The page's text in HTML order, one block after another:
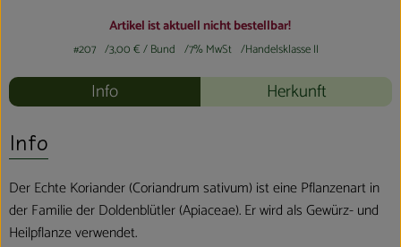
Hofladen
Über uns
Veranstaltungen
Artikel ist aktuell nicht bestellbar!
#207 3,00 €/ Bund 7% MwSt Handelsklasse II
Info Herkunft
Info
Der Echte Koriander (Coriandrum sativum) ist eine Pflanzenart in
der Familie der Doldenblütler (Apiaceae). Er wird als Gewürz- und
Heilpflanze verwendet.